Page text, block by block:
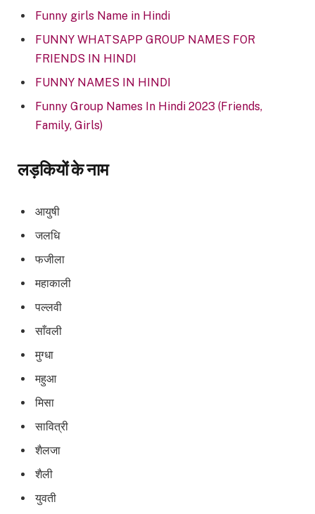
Funny girls Name in Hindi
FUNNY WHATSAPP GROUP NAMES FOR
FRIENDS IN HINDI
FUNNY NAMES IN HINDI
Funny Group Names In Hindi 2023 (Friends,
Family, Girls)
लड़कियों के नाम
आयुषी
जलधि
फजीला
महाकाली
पल्लवी
साँवली
मुग्धा
महुआ
मिसा
सावित्री
शैलजा
शैली
युवती